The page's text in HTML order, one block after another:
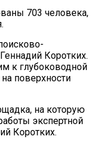
703 человека,
Коротких.
к глубоководной
поверхности
на которую
экспертной
Коротких.